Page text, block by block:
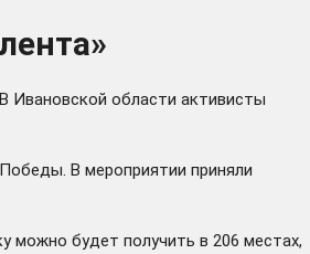
Ивановской области активисты
В мероприятии приняли
можно будет получить в 206 местах,